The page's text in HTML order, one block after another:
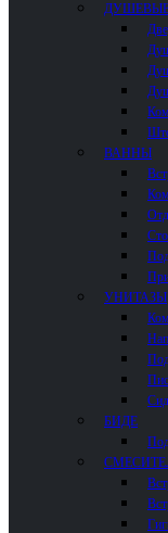
ВАННЫ
УНИТАЗЫ
БИДЕ